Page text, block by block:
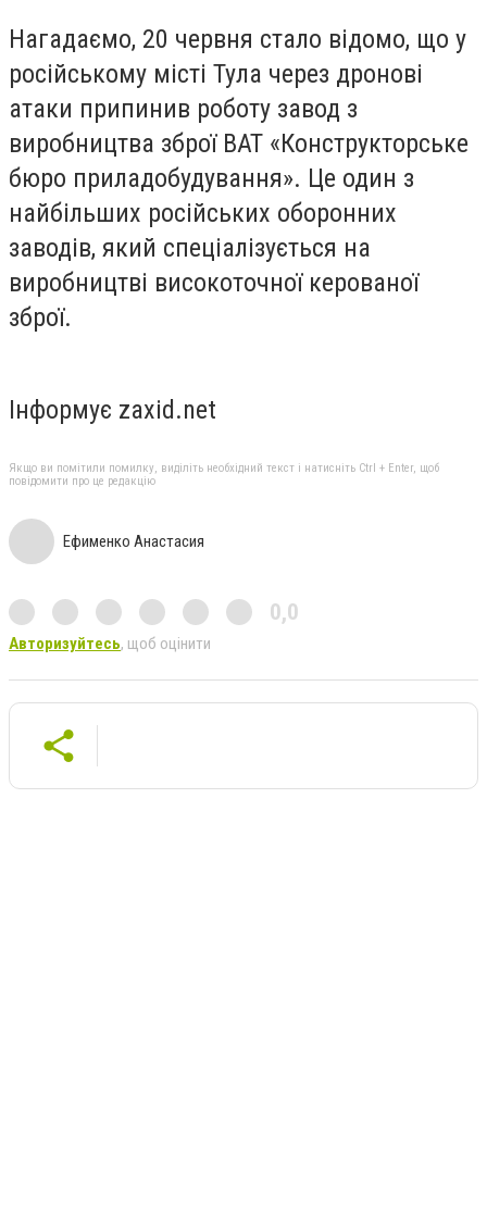
Нагадаємо, 20 червня стало відомо, що у
російському місті Тула через дронові
атаки припинив роботу завод з
виробництва зброї ВАТ «Конструкторське
бюро приладобудування». Це один з
найбільших російських оборонних
заводів, який спеціалізується на
виробництві високоточної керованої
зброї.
Інформує zaxid.net
Якщо ви помітили помилку, виділіть необхідний текст і натисніть Ctrl + Enter, щоб
повідомити про це редакцію
Ефименко Анастасия
0,0
Авторизуйтесь, щоб оцінити